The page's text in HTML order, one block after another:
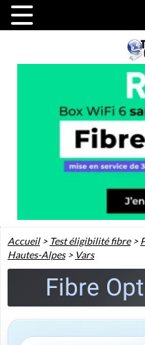
Accueil> Test éligibilité fibre>
Hautes-Alpes> Vars
Fibre